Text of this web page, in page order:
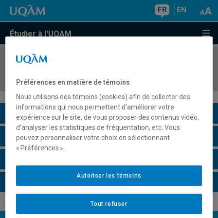
FR EN
Étudier à l'UQAM
COURS//
Description du cours
Horaire - Été 2026
Préférences en matière de témoins
Nous utilisons des témoins (cookies) afin de collecter des
informations qui nous permettent d’améliorer votre
expérience sur le site, de vous proposer des contenus vidéo,
d’analyser les statistiques de fréquentation, etc. Vous
pouvez personnaliser votre choix en sélectionnant
« Préférences ».
Tout refuser
Autoriser les témoins